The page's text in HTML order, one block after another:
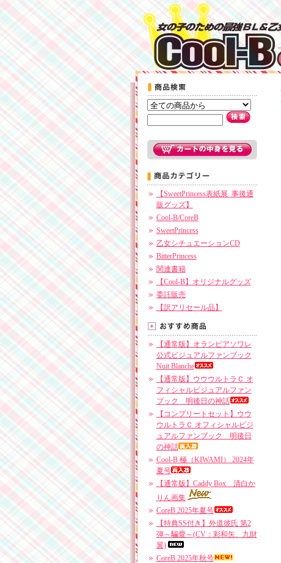
【SweetPrincess表紙展_事後通
販グッズ】
Cool-B/CoreB
SweetPrincess
乙女シチュエーションCD
BitterPrincess
関連書籍
【Cool-B】オリジナルグッズ
委託販売
【訳アリセール品】
【通常版】オランピアソワレ
公式ビジュアルファンブック
Nuit Blanche
【通常版】ウウウルトラＣ オ
フィシャルビジュアルファン
ブック 明後日の神話
【コンプリートセット】ウウ
ウルトラＣ オフィシャルビジ
ュアルファンブック 明後日
の神話
Cool-B 極（KIWAMI） 2024年
夏号
【通常版】Caddy Box 清白か
りん画集
CoreB 2025年夏号
【特典SS付き】外道彼氏 第2
弾～騙愛～(CV：彩和矢、九財
翼)
CoreB 2025年秋号